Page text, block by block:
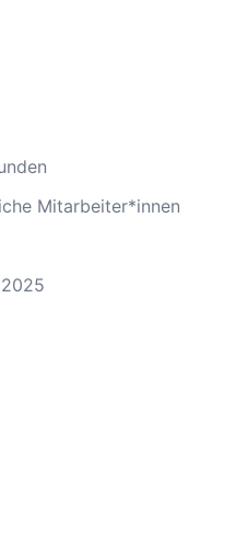
Mitarbeiter*innen